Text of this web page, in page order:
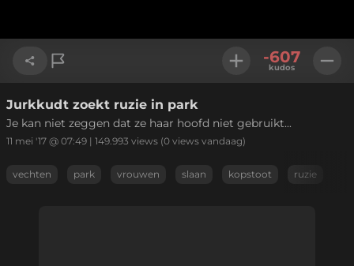
Link kopiëren
-607
kudos
Jurkkudt zoekt ruzie in park
Je kan niet zeggen dat ze haar hoofd niet gebruikt...
11 mei '17 @ 07:49 | 149.993 views (0 views vandaag)
vechten park vrouwen slaan kopstoot ruzie